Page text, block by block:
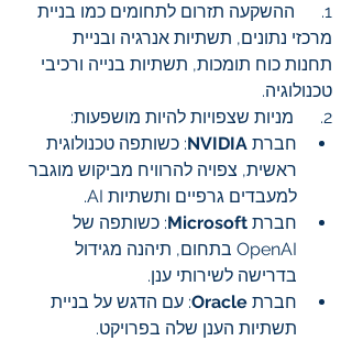
1.      ההשקעה תזרום לתחומים כמו בניית
מרכזי נתונים, תשתיות אנרגיה ובניית
תחנות כוח תומכות, תשתיות בנייה ורכיבי
טכנולוגיה.
2.      מניות שצפויות להיות מושפעות:
חברת NVIDIA: כשותפה טכנולוגית
ראשית, צפויה להרוויח מביקוש מוגבר
למעבדים גרפיים ותשתיות AI.
חברת Microsoft: כשותפה של
OpenAI בתחום, תיהנה מגידול
בדרישה לשירותי ענן.
חברת Oracle: עם הדגש על בניית
תשתיות הענן שלה בפרויקט.